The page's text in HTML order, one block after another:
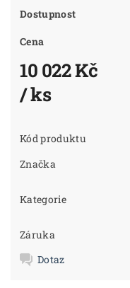
Dostupnost
Cena
10 022 Kč
/ ks
Kód produktu
Značka
Kategorie
Záruka
Dotaz